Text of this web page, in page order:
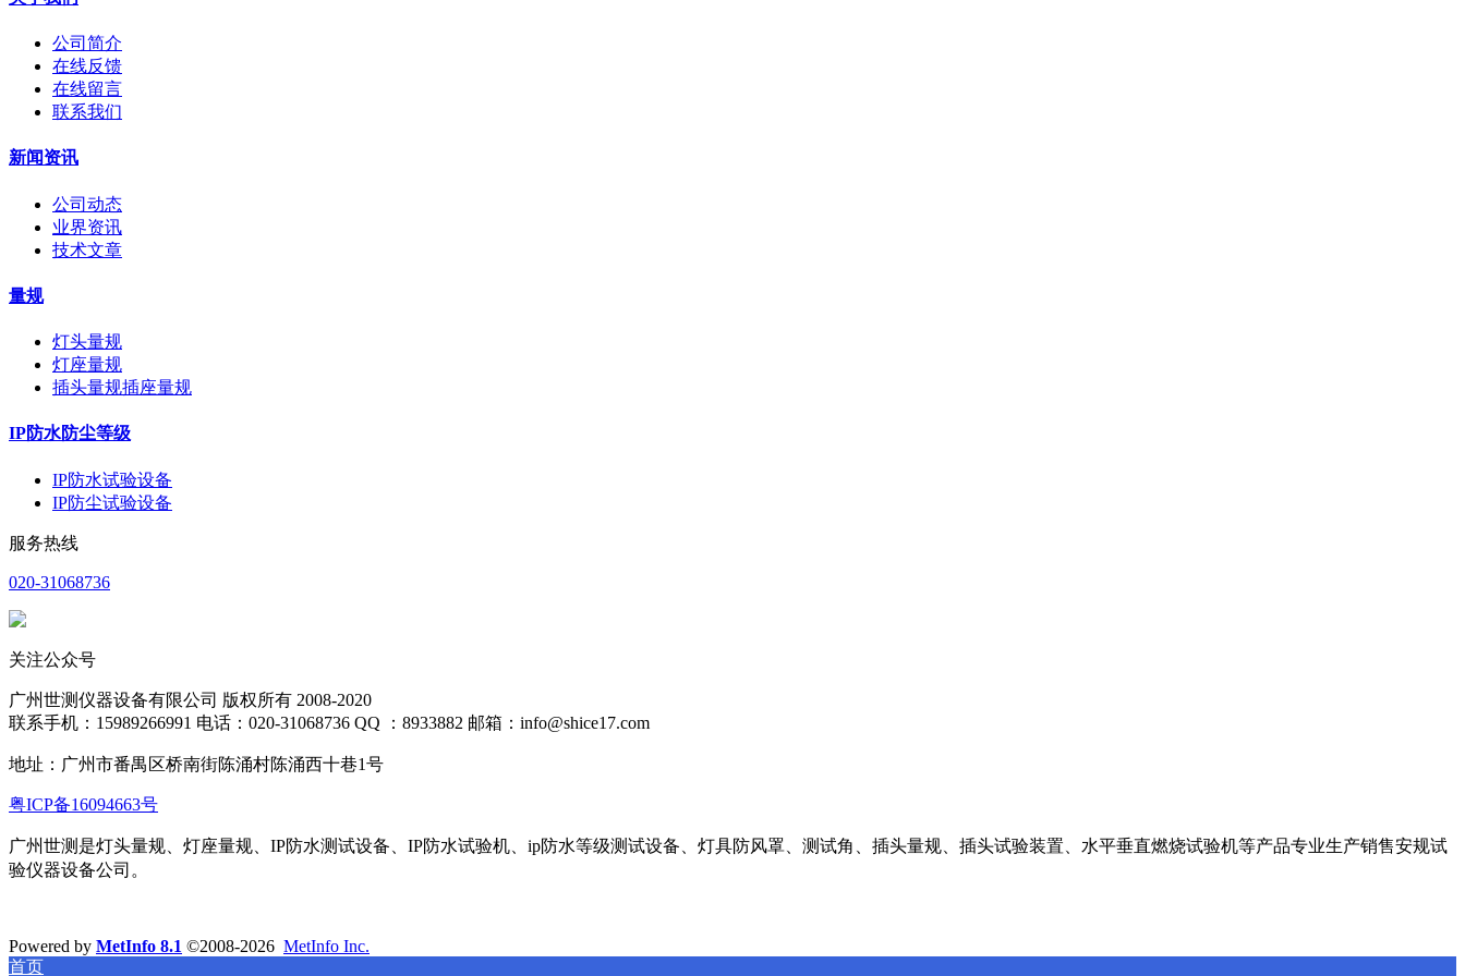
公司简介
在线反馈
在线留言
联系我们
新闻资讯
公司动态
业界资讯
技术文章
量规
灯头量规
灯座量规
插头量规插座量规
IP防水防尘等级
IP防水试验设备
IP防尘试验设备
服务热线
020-31068736
关注公众号
广州世测仪器设备有限公司 版权所有 2008-2020
联系手机：15989266991 电话：020-31068736 QQ ：8933882 邮箱：info@shice17.com
地址： 广州市番禺区桥南街陈涌村陈涌西十巷1号
粤ICP备16094663号
广州世测是灯头量规、灯座量规、IP防水测试设备、IP防水试验机、ip防水等级测试设备、灯具防风罩、测试角、插头量规、插头试验装置、水平垂直燃烧试验机等产品专业生产销售安规试
验仪器设备公司。
Powered by MetInfo 8.1 ©2008-2026 MetInfo Inc.
首页